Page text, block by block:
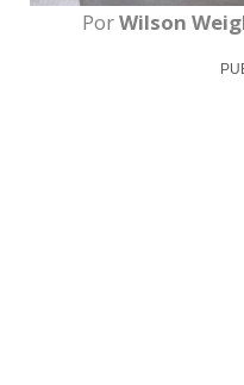
PorWilson